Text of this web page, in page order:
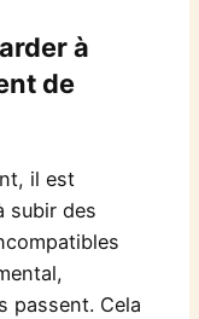
à
de
il est
subir des
passent. Cela